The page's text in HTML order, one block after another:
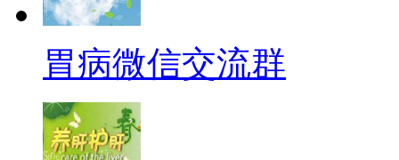
胃病微信交流群